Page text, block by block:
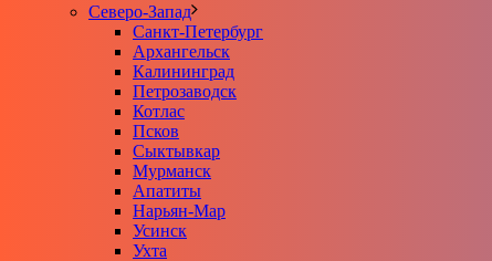
Северо-Запад
Санкт-Петербург
Архангельск
Калининград
Петрозаводск
Котлас
Псков
Сыктывкар
Мурманск
Апатиты
Нарьян-Мар
Усинск
Ухта